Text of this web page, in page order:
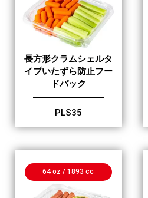
長方形クラムシェルタ
イプいたずら防止フー
ドパック
PLS35
64 oz / 1893 cc